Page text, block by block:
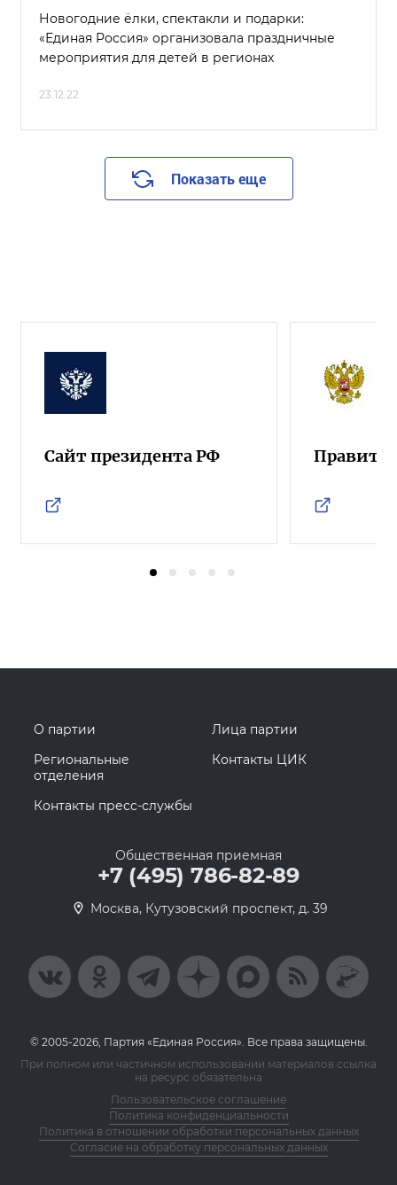
Новогодние ёлки, спектакли и подарки:
«Единая Россия» организовала праздничные
мероприятия для детей в регионах
23.12.22
Показать еще
Сайт президента РФ
О партии
Лица партии
Региональные
отделения
Контакты ЦИК
Контакты пресс-службы
Общественная приемная
+7 (495) 786-82-89
Москва, Кутузовский проспект, д. 39
© 2005-2026, Партия «Единая Россия». Все права защищены.
При полном или частичном использовании материалов ссылка
на ресурс обязательна
Пользовательское соглашение
Политика конфиденциальности
Политика в отношении обработки персональных данных
Согласие на обработку персональных данных